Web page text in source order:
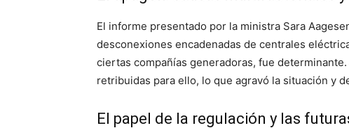
El informe presentado por la ministra Sara
desconexiones encadenadas de centrales
ciertas compañías generadoras, fue
retribuidas para ello, lo que agravó la situación y
El papel de la regulación y las